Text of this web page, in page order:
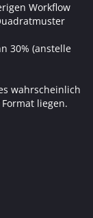
Workflow
30% (anstelle
wahrscheinlich
liegen.